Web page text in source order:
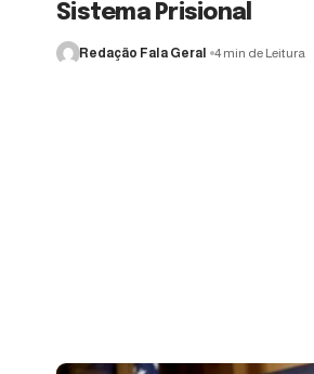
Sistema Prisional
Redação Fala Geral 4 min de Leitura